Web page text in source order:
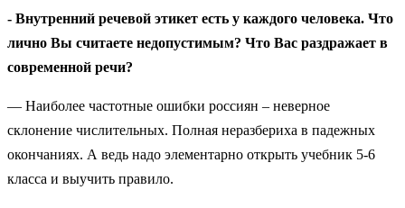
- Внутренний речевой этикет есть у каждого человека. Что
лично Вы считаете недопустимым? Что Вас раздражает в
современной речи?
— Наиболее частотные ошибки россиян – неверное
склонение числительных. Полная неразбериха в падежных
окончаниях. А ведь надо элементарно открыть учебник 5-6
класса и выучить правило.